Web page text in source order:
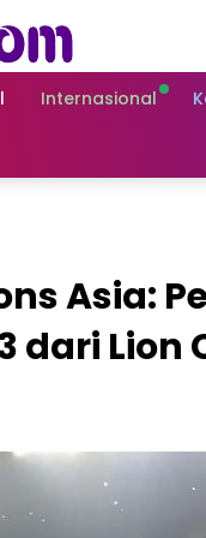
Internasional
Asia:
dari Lion